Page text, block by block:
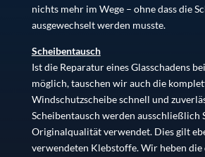
nichts mehr im Wege – ohne dass die
ausgewechselt werden musste.
Scheibentausch
Ist die Reparatur eines Glasschadens
möglich, tauschen wir auch die
Windschutzscheibe schnell und
Scheibentausch werden ausschließlich
Originalqualität verwendet. Dies gilt
verwendeten Klebstoffe. Wir heben die